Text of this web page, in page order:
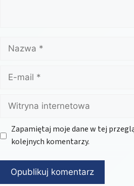
Nazwa
mail
Witryna
internetowa
Zapamiętaj moje dane w tej
kolejnych komentarzy.